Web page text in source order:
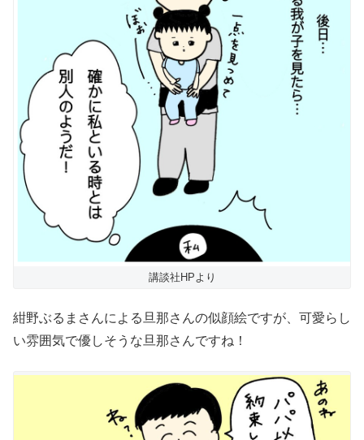
講談社HPより
紺野ぶるまさんによる旦那さんの似顔絵ですが、可愛らし
い雰囲気で優しそうな旦那さんですね！